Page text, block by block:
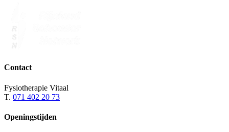
Contact
Fysiotherapie Vitaal
T. 071 402 20 73
Openingstijden